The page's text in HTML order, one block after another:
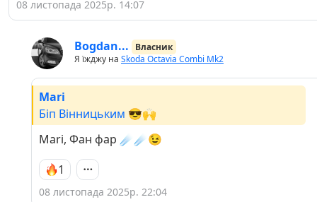
08 листопада 2025р. 14:07
Bogdan...
Власник
Я їжджу на Skoda Octavia Combi Mk2
Mari
Біп Вінницьким 😎🙌
Mari, Фан фар ☄️☄️😉
1
08 листопада 2025р. 22:04